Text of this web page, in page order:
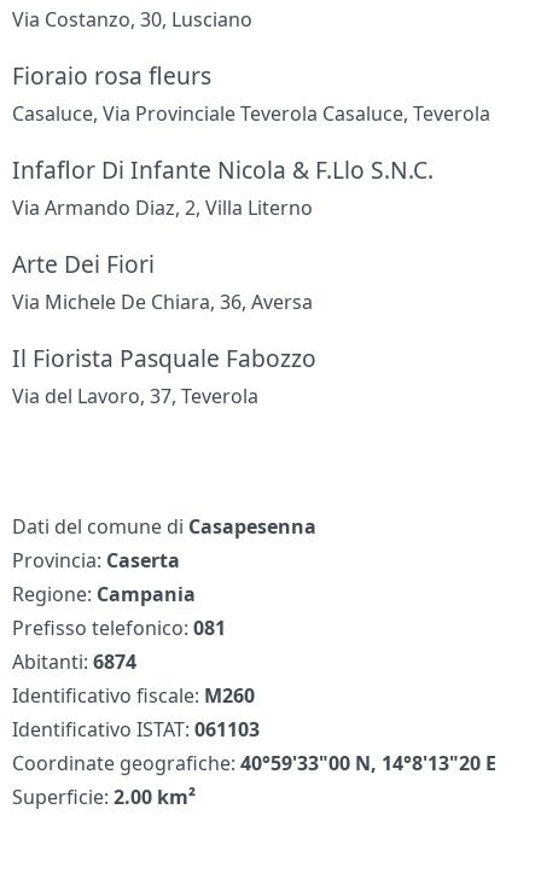
Via Costanzo, 30, Lusciano
Fioraio rosa fleurs
Casaluce, Via Provinciale Teverola Casaluce, Teverola
Infaflor Di Infante Nicola & F.Llo S.N.C.
Via Armando Diaz, 2, Villa Literno
Arte Dei Fiori
Via Michele De Chiara, 36, Aversa
Il Fiorista Pasquale Fabozzo
Via del Lavoro, 37, Teverola
Dati del comune di Casapesenna
Provincia: Caserta
Regione: Campania
Prefisso telefonico:081
Abitanti:6874
Identificativo fiscale: M260
Identificativo ISTAT:061103
Coordinate geografiche:40°59'33"00 N, 14°8'13"20 E
Superficie:2.00 km²